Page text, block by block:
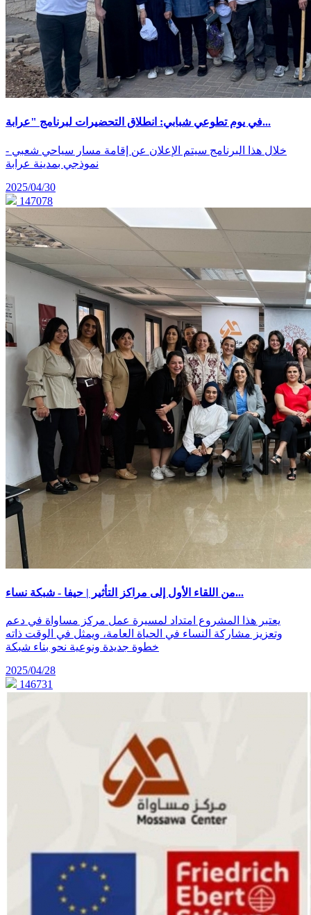
في يوم تطوعي شبابي: انطلاق التحضيرات لبرنامج "عرابة...
- خلال هذا البرنامج سيتم الإعلان عن إقامة مسار سياحي شعبي
نموذجي بمدينة عرابة
2025/04/30
147078
من اللقاء الأول إلى مراكز التأثير | حيفا - شبكة نساء...
يعتبر هذا المشروع امتداد لمسيرة عمل مركز مساواة في دعم
وتعزيز مشاركة النساء في الحياة العامة، ويمثل في الوقت ذاته
خطوة جديدة ونوعية نحو بناء شبكة
2025/04/28
146731